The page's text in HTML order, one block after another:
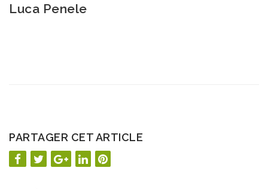
Luca Penele
PARTAGER CET ARTICLE